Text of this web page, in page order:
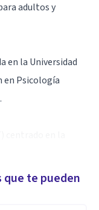
adultos y
en la Universidad
en Psicología
que te pueden